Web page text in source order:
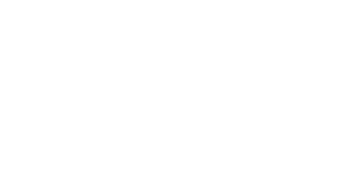
Daten sowie Art und Zweck von deren